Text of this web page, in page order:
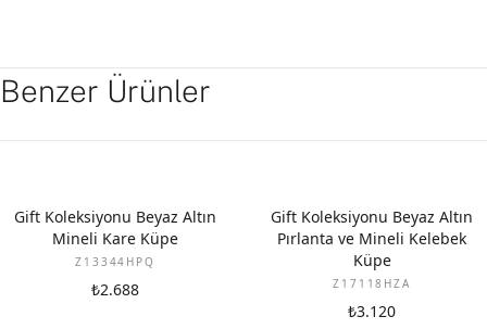
Benzer Ürünler
YENI
Gift Koleksiyonu Beyaz Altın
Mineli Kare Küpe
Z13344HPQ
₺2.688
YENI
Gift Koleksiyonu Beyaz Altın
Pırlanta ve Mineli Kelebek
Küpe
Z17118HZA
₺3.120